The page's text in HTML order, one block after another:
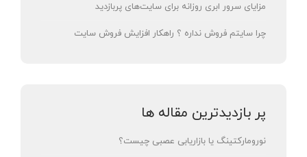
مزایای سرور ابری روزانه برای سایت‌های پربازدید
چرا سایتم فروش نداره ؟ راهکار افزایش فروش سایت
پر بازدیدترین مقاله ها
نورومارکتینگ یا بازاریابی عصبی چیست؟